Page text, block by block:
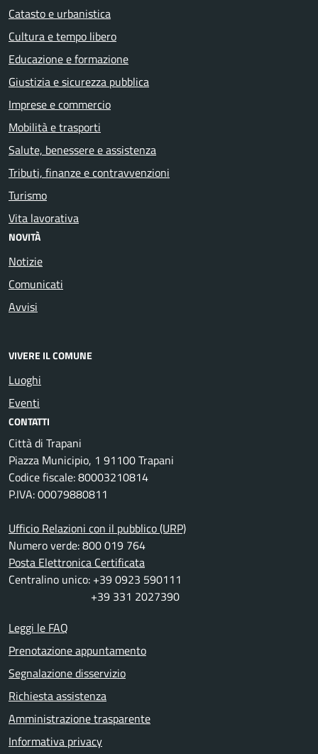
Catasto e urbanistica
Cultura e tempo libero
Educazione e formazione
Giustizia e sicurezza pubblica
Imprese e commercio
Mobilità e trasporti
Salute, benessere e assistenza
Tributi, finanze e contravvenzioni
Turismo
Vita lavorativa
NOVITÀ
Notizie
Comunicati
Avvisi
VIVERE IL COMUNE
Luoghi
Eventi
CONTATTI
Città di Trapani
Piazza Municipio, 1 91100 Trapani
Codice fiscale: 80003210814
P.IVA: 00079880811
Ufficio Relazioni con il pubblico (URP)
Numero verde: 800 019 764
Posta Elettronica Certificata
Centralino unico: +39 0923 590111
+39 331 2027390
Leggi le FAQ
Prenotazione appuntamento
Segnalazione disservizio
Richiesta assistenza
Amministrazione trasparente
Informativa privacy